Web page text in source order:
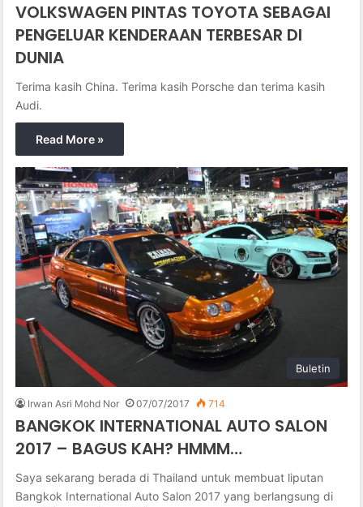
VOLKSWAGEN PINTAS TOYOTA SEBAGAI
PENGELUAR KENDERAAN TERBESAR DI
DUNIA
Terima kasih China. Terima kasih Porsche dan terima kasih
Audi.
Read More »
Buletin
Irwan Asri Mohd Nor 07/07/2017 714
BANGKOK INTERNATIONAL AUTO SALON
2017 – BAGUS KAH? HMMM…
Saya sekarang berada di Thailand untuk membuat liputan
Bangkok International Auto Salon 2017 yang berlangsung di